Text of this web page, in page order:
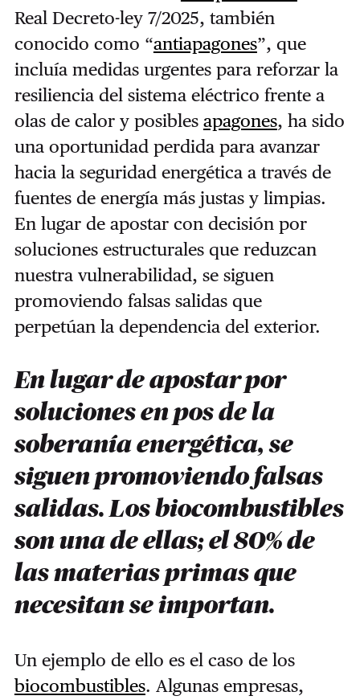
Real Decreto-ley 7/2025, también
conocido como “antiapagones”, que
incluía medidas urgentes para reforzar la
resiliencia del sistema eléctrico frente a
olas de calor y posibles apagones, ha sido
una oportunidad perdida para avanzar
hacia la seguridad energética a través de
fuentes de energía más justas y limpias.
En lugar de apostar con decisión por
soluciones estructurales que reduzcan
nuestra vulnerabilidad, se siguen
promoviendo falsas salidas que
perpetúan la dependencia del exterior.
En lugar de apostar por
soluciones en pos de la
soberanía energética, se
siguen promoviendo falsas
salidas. Los biocombustibles
son una de ellas; el 80% de
las materias primas que
necesitan se importan.
Un ejemplo de ello es el caso de los
biocombustibles. Algunas empresas,